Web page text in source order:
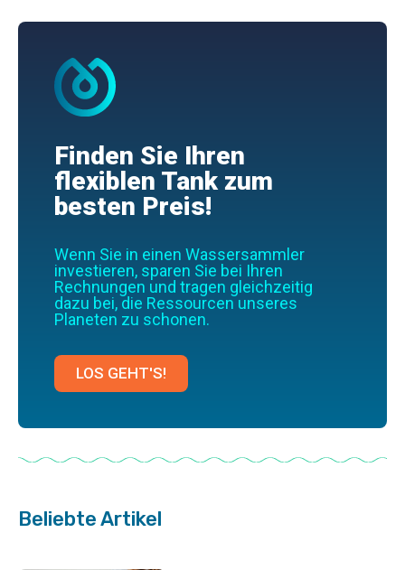
Finden Sie Ihren
flexiblen Tank zum
besten Preis!
Wenn Sie in einen Wassersammler
investieren, sparen Sie bei Ihren
Rechnungen und tragen gleichzeitig
dazu bei, die Ressourcen unseres
Planeten zu schonen.
LOS GEHT'S!
Beliebte Artikel